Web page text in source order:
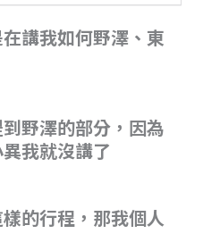
講我如何野澤、東
野澤的部分，因為
我就沒講了
的行程，那我個人